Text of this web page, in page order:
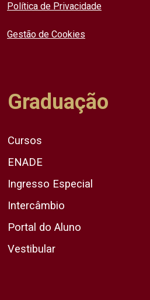
Política de Privacidade
Gestão de Cookies
Graduação
Cursos
ENADE
Ingresso Especial
Intercâmbio
Portal do Aluno
Vestibular